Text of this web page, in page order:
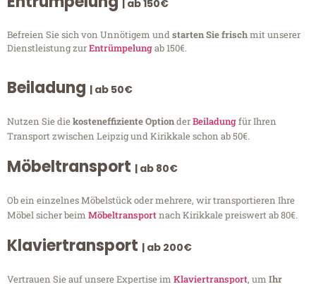
| ab 150€
Befreien Sie sich von Unnötigem undstarten Sie frischmit unserer
Dienstleistung zurEntrümpelungab 150€.
Beiladung | ab 50€
Nutzen Sie diekosteneffiziente OptionderBeiladungfür Ihren
Transport zwischen Leipzig und Kirikkale schon ab 50€.
Möbeltransport | ab 80€
Ob ein einzelnes Möbelstück oder mehrere, wir transportieren Ihre
Möbel sicher beim Möbeltransportnach Kirikkale preiswert ab 80€.
Klaviertransport | ab 200€
Vertrauen Sie auf unsere Expertise im Klaviertransport, um Ihr